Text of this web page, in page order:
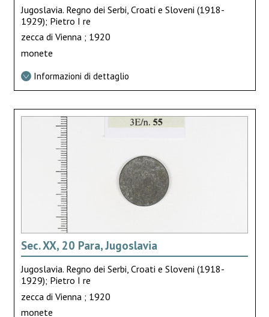
Jugoslavia. Regno dei Serbi, Croati e Sloveni (1918-
1929); Pietro I re
zecca di Vienna ; 1920
monete
Informazioni di dettaglio
Sec. XX, 20 Para, Jugoslavia
Jugoslavia. Regno dei Serbi, Croati e Sloveni (1918-
1929); Pietro I re
zecca di Vienna ; 1920
monete